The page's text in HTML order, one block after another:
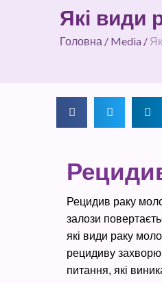
Які види
Головна / Media /
Рецидив раку
залози
які види раку
рецидиву
питання, які